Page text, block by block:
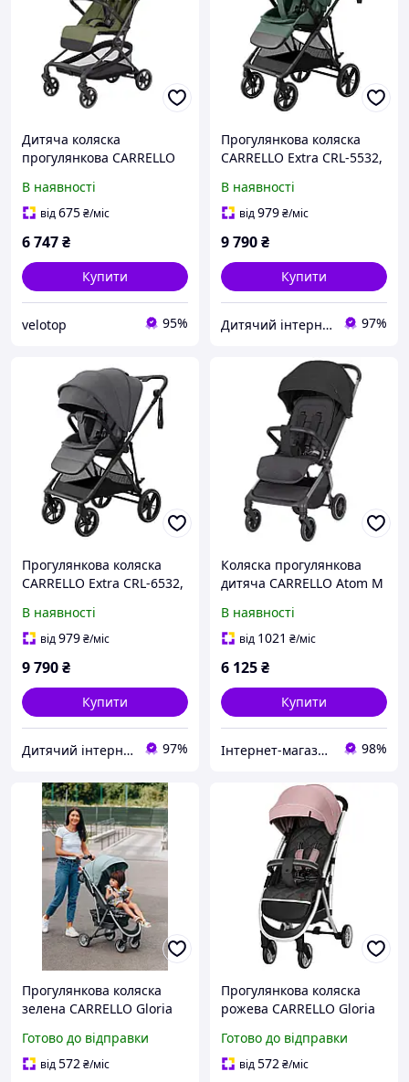
Дитяча коляска
прогулянкова CARRELLO
Green) складана
В наявності
від675₴/міс
6 747₴
Купити
velotop 95%
Прогулянкова коляска
CARRELLO Extra CRL-5532,
В наявності
від979₴/міс
9 790₴
Купити
Дитячий інтернет-магазин "Lolly Dolly" 97%
Прогулянкова коляска
CARRELLO Extra CRL-6532,
В наявності
від979₴/міс
9 790₴
Купити
Дитячий інтернет-магазин "Lolly Dolly" 97%
Коляска прогулянкова
дитяча CARRELLO Atom M
чорний
В наявності
від 1021 ₴/міс
6 125₴
Купити
Інтернет-магазин "Капітоша" 98%
Прогулянкова коляска
зелена CARRELLO Gloria
Готово до відправки
від572₴/міс
Прогулянкова коляска
рожева CARRELLO Gloria
Готово до відправки
від572₴/міс